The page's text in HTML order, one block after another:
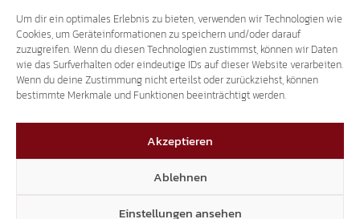
Um dir ein optimales Erlebnis zu bieten, verwenden wir Technologien wie
Cookies, um Geräteinformationen zu speichern und/oder darauf
zuzugreifen. Wenn du diesen Technologien zustimmst, können wir Daten
wie das Surfverhalten oder eindeutige IDs auf dieser Website verarbeiten.
Wenn du deine Zustimmung nicht erteilst oder zurückziehst, können
bestimmte Merkmale und Funktionen beeinträchtigt werden.
Akzeptieren
Ablehnen
Einstellungen ansehen
Threads
3.401
YouTube